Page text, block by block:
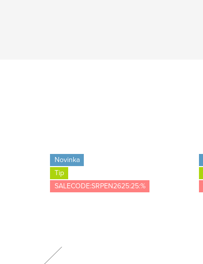
Novinka
Tip
SALECODE:SRPEN2625:25:%